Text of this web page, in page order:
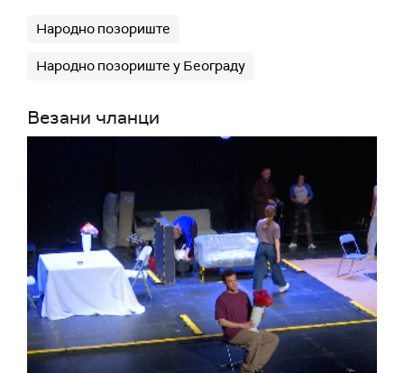
Народно позориште
Народно позориште у Београду
Везани чланци